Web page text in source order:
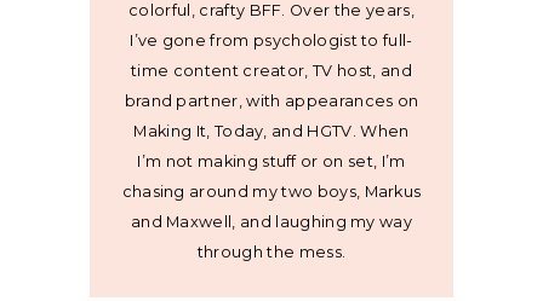
colorful, crafty BFF. Over the years,
I’ve gone from psychologist to full-
time content creator, TV host, and
brand partner, with appearances on
Making It, Today, and HGTV. When
I’m not making stuff or on set, I’m
chasing around my two boys, Markus
and Maxwell, and laughing my way
through the mess.